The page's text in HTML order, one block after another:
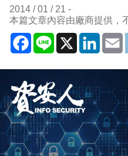
2014 / 01 / 21
本篇文章內容由廠商提供，
Facebook
Line X